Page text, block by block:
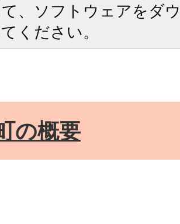
、ソフトウェアをダ
ください。
の概要